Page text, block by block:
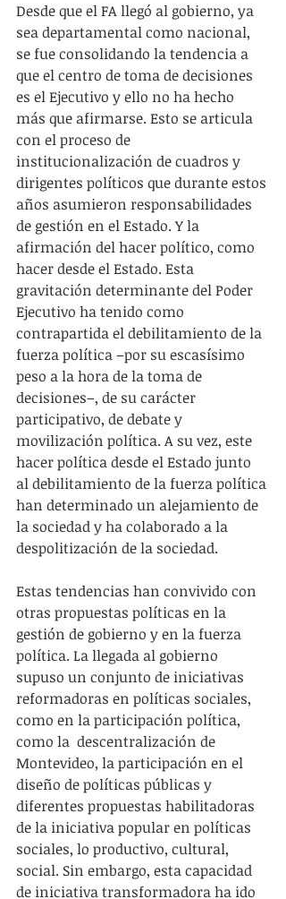
Desde que el FA llegó al gobierno, ya
sea departamental como nacional,
se fue consolidando la tendencia a
que el centro de toma de decisiones
es el Ejecutivo y ello no ha hecho
más que afirmarse. Esto se articula
con el proceso de
institucionalización de cuadros y
dirigentes políticos que durante estos
años asumieron responsabilidades
de gestión en el Estado. Y la
afirmación del hacer político, como
hacer desde el Estado. Esta
gravitación determinante del Poder
Ejecutivo ha tenido como
contrapartida el debilitamiento de la
fuerza política –por su escasísimo
peso a la hora de la toma de
decisiones–, de su carácter
participativo, de debate y
movilización política. A su vez, este
hacer política desde el Estado junto
al debilitamiento de la fuerza política
han determinado un alejamiento de
la sociedad y ha colaborado a la
despolitización de la sociedad.
Estas tendencias han convivido con
otras propuestas políticas en la
gestión de gobierno y en la fuerza
política. La llegada al gobierno
supuso un conjunto de iniciativas
reformadoras en políticas sociales,
como en la participación política,
como la  descentralización de
Montevideo, la participación en el
diseño de políticas públicas y
diferentes propuestas habilitadoras
de la iniciativa popular en políticas
sociales, lo productivo, cultural,
social. Sin embargo, esta capacidad
de iniciativa transformadora ha ido